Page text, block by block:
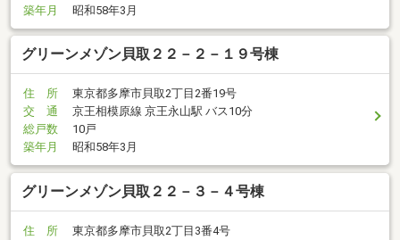
築年月
昭和58年3月
グリーンメゾン貝取２２－２－１９号棟
住 所
東京都多摩市貝取2丁目2番19号
交 通
京王相模原線 京王永山駅 バス10分
総戸数
10戸
築年月
昭和58年3月
グリーンメゾン貝取２２－３－４号棟
住 所
東京都多摩市貝取2丁目3番4号